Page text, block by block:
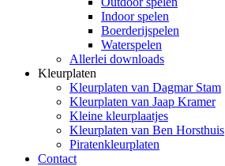
Indoor spelen
Boerderijspelen
Waterspelen
Allerlei downloads
Kleurplaten
Kleurplaten van Dagmar Stam
Kleurplaten van Jaap Kramer
Kleine kleurplaatjes
Kleurplaten van Ben Horsthuis
Piratenkleurplaten
Contact